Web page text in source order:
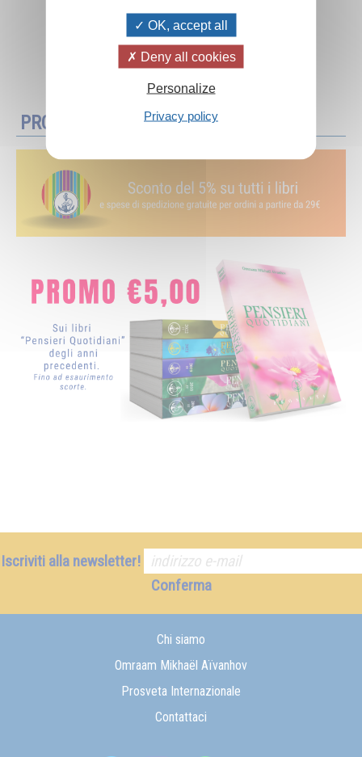
Aggiungi al carrello
PROMOZIONI
Iscriviti alla newsletter!
Conferma
Chi siamo
Omraam Mikhaël Aïvanhov
Prosveta Internazionale
Contattaci
OK, accept all
Deny all cookies
Personalize
Privacy policy